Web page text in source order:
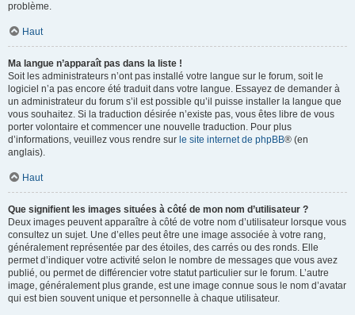
problème.
Haut
Ma langue n’apparaît pas dans la liste !
Soit les administrateurs n’ont pas installé votre langue sur le forum, soit le
logiciel n’a pas encore été traduit dans votre langue. Essayez de demander à
un administrateur du forum s’il est possible qu’il puisse installer la langue que
vous souhaitez. Si la traduction désirée n’existe pas, vous êtes libre de vous
porter volontaire et commencer une nouvelle traduction. Pour plus
d’informations, veuillez vous rendre sur le site internet de phpBB® (en
anglais).
Haut
Que signifient les images situées à côté de mon nom d’utilisateur ?
Deux images peuvent apparaître à côté de votre nom d’utilisateur lorsque vous
consultez un sujet. Une d’elles peut être une image associée à votre rang,
généralement représentée par des étoiles, des carrés ou des ronds. Elle
permet d’indiquer votre activité selon le nombre de messages que vous avez
publié, ou permet de différencier votre statut particulier sur le forum. L’autre
image, généralement plus grande, est une image connue sous le nom d’avatar
qui est bien souvent unique et personnelle à chaque utilisateur.